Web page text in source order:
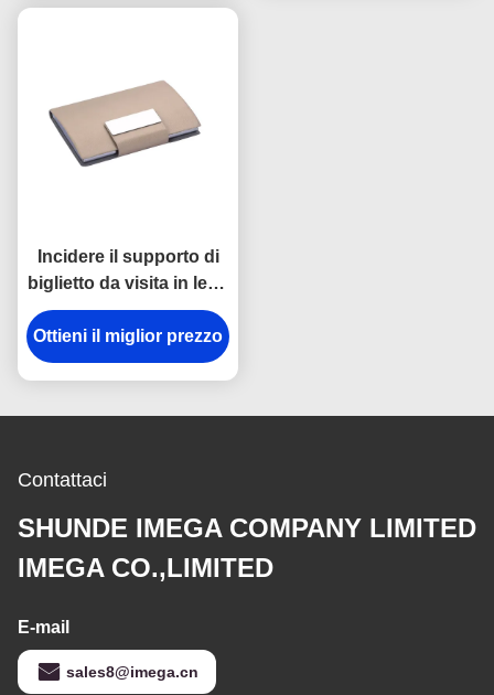
Incidere il supporto di
biglietto da visita in lega
di zinco personale del
metallo del supporto di
biglietto da visita
Ottieni il miglior prezzo
Contattaci
SHUNDE IMEGA COMPANY LIMITED
IMEGA CO.,LIMITED
E-mail
sales8@imega.cn